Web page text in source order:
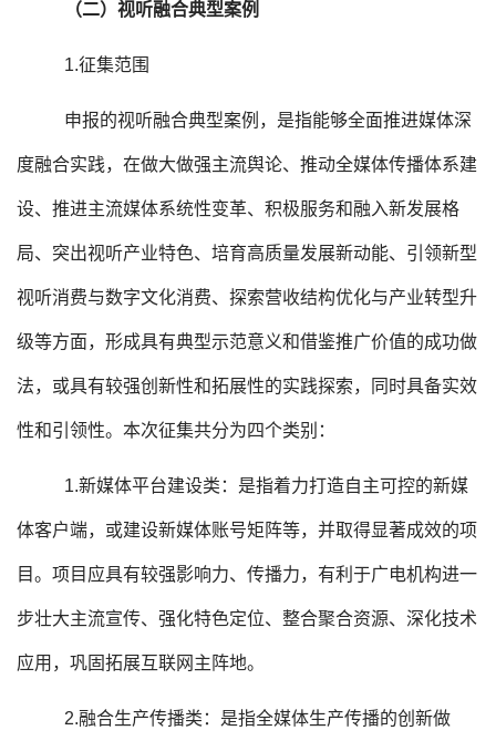
（二）视听融合典型案例
1.征集范围
申报的视听融合典型案例，是指能够全面推进媒体深
度融合实践，在做大做强主流舆论、推动全媒体传播体系建
设、推进主流媒体系统性变革、积极服务和融入新发展格
局、突出视听产业特色、培育高质量发展新动能、引领新型
视听消费与数字文化消费、探索营收结构优化与产业转型升
级等方面，形成具有典型示范意义和借鉴推广价值的成功做
法，或具有较强创新性和拓展性的实践探索，同时具备实效
性和引领性。本次征集共分为四个类别：
1.新媒体平台建设类：是指着力打造自主可控的新媒
体客户端，或建设新媒体账号矩阵等，并取得显著成效的项
目。项目应具有较强影响力、传播力，有利于广电机构进一
步壮大主流宣传、强化特色定位、整合聚合资源、深化技术
应用，巩固拓展互联网主阵地。
2.融合生产传播类：是指全媒体生产传播的创新做